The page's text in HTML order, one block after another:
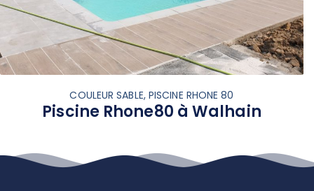
COULEUR SABLE, PISCINE RHONE 80
Piscine Rhone80 à Walhain